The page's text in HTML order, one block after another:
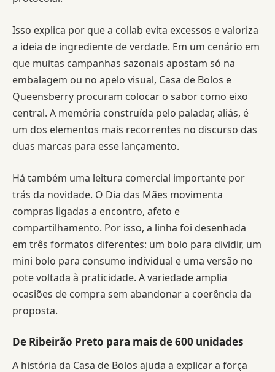
Isso explica por que a collab evita excessos e valoriza
a ideia de ingrediente de verdade. Em um cenário em
que muitas campanhas sazonais apostam só na
embalagem ou no apelo visual, Casa de Bolos e
Queensberry procuram colocar o sabor como eixo
central. A memória construída pelo paladar, aliás, é
um dos elementos mais recorrentes no discurso das
duas marcas para esse lançamento.
Há também uma leitura comercial importante por
trás da novidade. O Dia das Mães movimenta
compras ligadas a encontro, afeto e
compartilhamento. Por isso, a linha foi desenhada
em três formatos diferentes: um bolo para dividir, um
mini bolo para consumo individual e uma versão no
pote voltada à praticidade. A variedade amplia
ocasiões de compra sem abandonar a coerência da
proposta.
De Ribeirão Preto para mais de 600 unidades
A história da Casa de Bolos ajuda a explicar a força